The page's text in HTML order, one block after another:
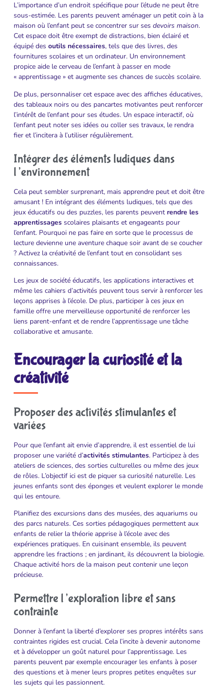
L’importance d’un endroit spécifique pour l’étude ne peut être
sous-estimée. Les parents peuvent aménager un petit coin à la
maison où l’enfant peut se concentrer sur ses devoirs maison.
Cet espace doit être exempt de distractions, bien éclairé et
équipé des outils nécessaires, tels que des livres, des
fournitures scolaires et un ordinateur. Un environnement
propice aide le cerveau de l’enfant à passer en mode
« apprentissage » et augmente ses chances de succès scolaire.
De plus, personnaliser cet espace avec des affiches éducatives,
des tableaux noirs ou des pancartes motivantes peut renforcer
l’intérêt de l’enfant pour ses études. Un espace interactif, où
l’enfant peut noter ses idées ou coller ses travaux, le rendra
fier et l’incitera à l’utiliser régulièrement.
Intégrer des éléments ludiques dans
l’environnement
Cela peut sembler surprenant, mais apprendre peut et doit être
amusant ! En intégrant des éléments ludiques, tels que des
jeux éducatifs ou des puzzles, les parents peuvent rendre les
apprentissages scolaires plaisants et engageants pour
l’enfant. Pourquoi ne pas faire en sorte que le processus de
lecture devienne une aventure chaque soir avant de se coucher
? Activez la créativité de l’enfant tout en consolidant ses
connaissances.
Les jeux de société éducatifs, les applications interactives et
même les cahiers d’activités peuvent tous servir à renforcer les
leçons apprises à l’école. De plus, participer à ces jeux en
famille offre une merveilleuse opportunité de renforcer les
liens parent-enfant et de rendre l’apprentissage une tâche
collaborative et amusante.
Encourager la curiosité et la
créativité
Proposer des activités stimulantes et
variées
Pour que l’enfant ait envie d’apprendre, il est essentiel de lui
proposer une variété d’activités stimulantes. Participez à des
ateliers de sciences, des sorties culturelles ou même des jeux
de rôles. L’objectif ici est de piquer sa curiosité naturelle. Les
jeunes enfants sont des éponges et veulent explorer le monde
qui les entoure.
Planifiez des excursions dans des musées, des aquariums ou
des parcs naturels. Ces sorties pédagogiques permettent aux
enfants de relier la théorie apprise à l’école avec des
expériences pratiques. En cuisinant ensemble, ils peuvent
apprendre les fractions ; en jardinant, ils découvrent la biologie.
Chaque activité hors de la maison peut contenir une leçon
précieuse.
Permettre l’exploration libre et sans
contrainte
Donner à l’enfant la liberté d’explorer ses propres intérêts sans
contraintes rigides est crucial. Cela l’incite à devenir autonome
et à développer un goût naturel pour l’apprentissage. Les
parents peuvent par exemple encourager les enfants à poser
des questions et à mener leurs propres petites enquêtes sur
les sujets qui les passionnent.